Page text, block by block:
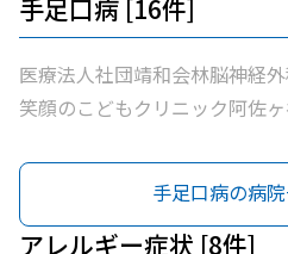
手足口病 [16件]
医療法人社団靖和会林脳神経
笑顔のこどもクリニック阿佐
内科クリニック / 家田医院 /
ずき診療所 / 長沼内科 / 医療
科医院 / 医療法人社団明笙会た
手足口病の病
アレルギー症状 [8件]